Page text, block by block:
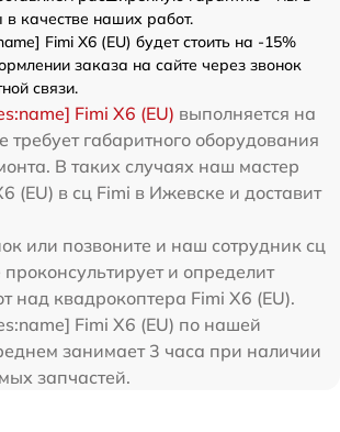
в качестве наших работ.
Fimi X6 (EU) будет стоить на -15%
заказа на сайте через звонок
связи.
Fimi X6 (EU) выполняется на
требует габаритного оборудования
В таких случаях наш мастер
(EU) в сц Fimi в Ижевске и доставит
или позвоните и наш сотрудник сц
и определит
над квадрокоптера Fimi X6 (EU).
Fimi X6 (EU) по нашей
занимает 3 часа при наличии
запчастей.